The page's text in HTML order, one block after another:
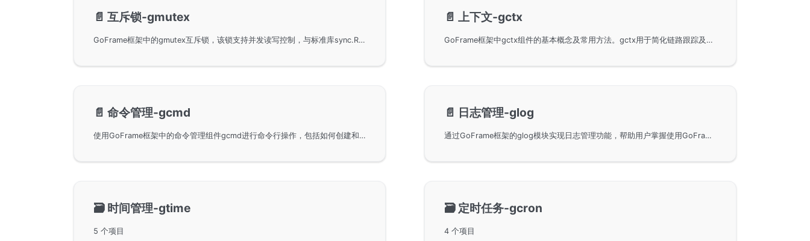
📄️ 互斥锁-gmutex
GoFrame框架中的gmutex互斥锁，该锁支持并发读写控制，与标准库sync.RWMutex类似。其特点是包含Try*方法和*Func方法，用于非阻塞锁机制和特定作用域锁控制。通过示例代码展示了其便捷的使用方式，以及与标准库锁的基准测试对比，展示了其性能优势。适用于需要高效锁机制的并发编程场景。
📄️ 上下文-gctx
GoFrame框架中gctx组件的基本概念及常用方法。gctx用于简化链路跟踪及上下文对象的管理，方便进程初始化和上下文操作。主要涉及的内容包括如何创建和获取支持链路跟踪的上下文对象，以及在进程和init包中的应用。结合示例代码和API文档，可更详细地了解gctx的实际应用。
📄️ 命令管理-gcmd
使用GoFrame框架中的命令管理组件gcmd进行命令行操作，包括如何创建和管理命令、执行命令以及命令的参数配置。是GoFrame核心组件之一，适用于各种开发场景，提高开发效率。
📄️ 日志管理-glog
通过GoFrame框架的glog模块实现日志管理功能，帮助用户掌握使用GoFrame框架进行高效日志处理的方法与技巧。详细了解模块化设计与日志记录的使用方式。
🗃️ 时间管理-gtime
5 个项目
🗃️ 定时任务-gcron
4 个项目